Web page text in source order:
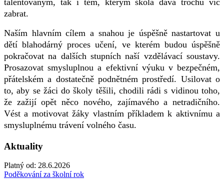
zabrat.
Naším hlavním cílem a snahou je úspěšně nastartovat u
dětí blahodárný proces učení, ve kterém budou úspěšně
pokračovat na dalších stupních naší vzdělávací soustavy.
Prosazovat smysluplnou a efektivní výuku v bezpečném,
přátelském a dostatečně podnětném prostředí. Usilovat o
to, aby se žáci do školy těšili, chodili rádi s vidinou toho,
že zažijí opět něco nového, zajímavého a netradičního.
Vést a motivovat žáky vlastním příkladem k aktivnímu a
smysluplnému trávení volného času.
Aktuality
Platný od: 28.6.2026
Poděkování za školní rok